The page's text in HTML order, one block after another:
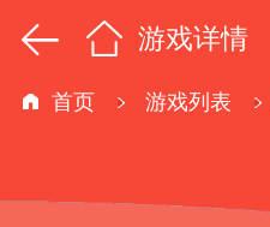
游戏详情
首页 游戏列表